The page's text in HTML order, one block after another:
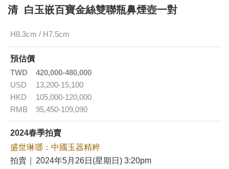
清 白玉嵌百寶金絲雙聯瓶鼻煙壺一對
H8.3cm / H7.5cm
預估價
TWD
420,000-480,000
USD
13,200-15,100
HKD
105,000-120,000
RMB
95,450-109,090
2024春季拍賣
盛世琳瑯：中國玉器精粹
拍賣｜
2024年5月26日(星期日) 3:20pm